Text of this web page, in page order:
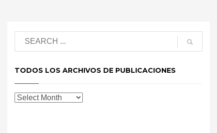
TODOS LOS ARCHIVOS DE PUBLICACIONES